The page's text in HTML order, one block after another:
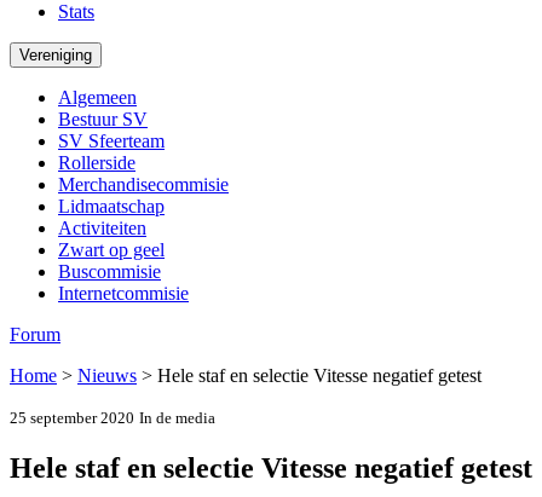
Stats
Vereniging
Algemeen
Bestuur SV
SV Sfeerteam
Rollerside
Merchandisecommisie
Lidmaatschap
Activiteiten
Zwart op geel
Buscommisie
Internetcommisie
Forum
Home > Nieuws > Hele staf en selectie Vitesse negatief getest
25 september 2020 In de media
Hele staf en selectie Vitesse negatief getest